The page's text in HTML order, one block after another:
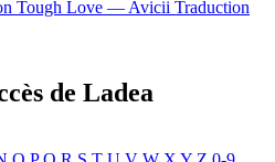
Tough Love — Avicii Traduction
de Ladea